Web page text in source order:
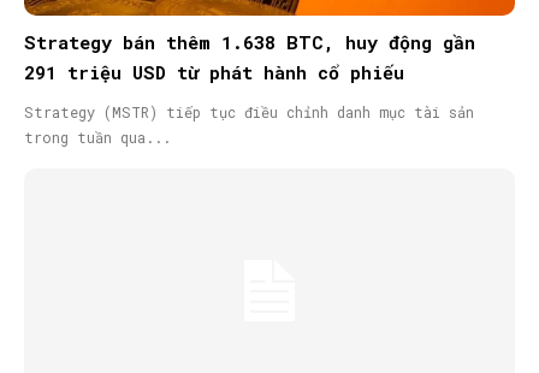
Strategy bán thêm 1.638 BTC, huy động gần
291 triệu USD từ phát hành cổ phiếu
Strategy (MSTR) tiếp tục điều chỉnh danh mục tài sản
trong tuần qua...